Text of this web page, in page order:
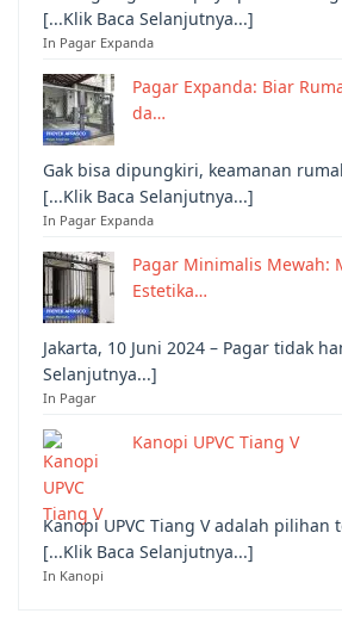
[...Klik Baca Selanjutnya...]
In Pagar Expanda
Pagar Expanda: Biar
da…
Gak bisa dipungkiri, keamanan
[...Klik Baca Selanjutnya...]
In Pagar Expanda
Pagar Minimalis Mewah:
Estetika…
Jakarta, 10 Juni 2024 – Pagar tidak
Selanjutnya...]
In Pagar
Kanopi UPVC Tiang V
Kanopi UPVC Tiang V adalah pilihan
[...Klik Baca Selanjutnya...]
In Kanopi